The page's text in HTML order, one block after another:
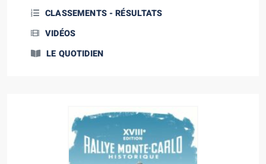
CLASSEMENTS - RÉSULTATS
VIDÉOS
LE QUOTIDIEN